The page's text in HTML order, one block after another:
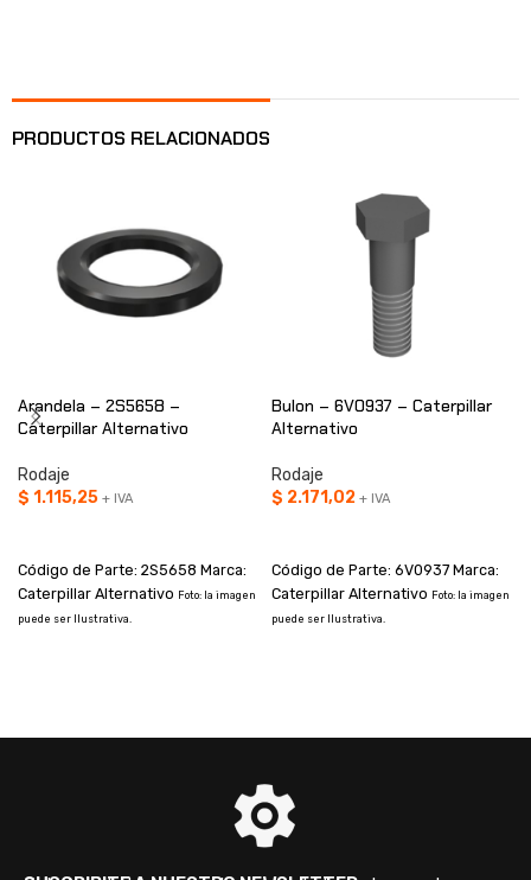
PRODUCTOS RELACIONADOS
Arandela – 2S5658 –
Caterpillar Alternativo
Rodaje
$ 1.115,25 + IVA
Código de Parte: 2S5658 Marca:
Caterpillar Alternativo Foto: la imagen
puede ser Ilustrativa.
Bulon – 6V0937 – Caterpillar
Alternativo
Rodaje
$ 2.171,02 + IVA
Código de Parte: 6V0937 Marca:
Caterpillar Alternativo Foto: la imagen
puede ser Ilustrativa.